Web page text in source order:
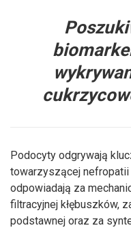
Podocyty odgrywają
towarzyszącej
odpowiadają za
filtracyjnej kłębuszków,
podstawnej oraz za